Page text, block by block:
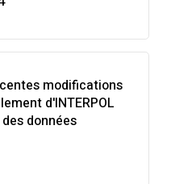
modifications
d'INTERPOL
données